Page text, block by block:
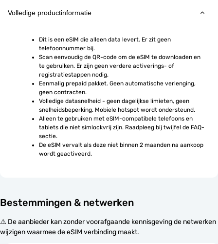
Volledige productinformatie
Dit is een eSIM die alleen data levert. Er zit geen
telefoonnummer bij.
Scan eenvoudig de QR-code om de eSIM te downloaden en
te gebruiken. Er zijn geen verdere activerings- of
registratiestappen nodig.
Eenmalig prepaid pakket. Geen automatische verlenging,
geen contracten.
Volledige datasnelheid - geen dagelijkse limieten, geen
snelheidsbeperking. Mobiele hotspot wordt ondersteund.
Alleen te gebruiken met eSIM-compatibele telefoons en
tablets die niet simlockvrij zijn. Raadpleeg bij twijfel de FAQ-
sectie.
De eSIM vervalt als deze niet binnen 2 maanden na aankoop
wordt geactiveerd.
Bestemmingen & netwerken
⚠️ De aanbieder kan zonder voorafgaande kennisgeving de netwerken
wijzigen waarmee de eSIM verbinding maakt.